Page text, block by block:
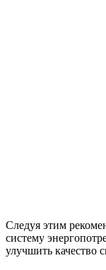
Следуя этим
систему
улучшить качество